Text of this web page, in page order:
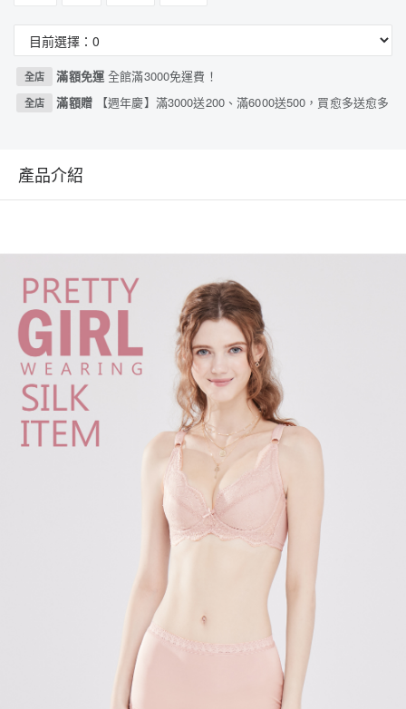
全店 滿額免運全館滿3000免運費！
全店 滿額贈 【週年慶】滿3000送200、滿6000送500，買愈多送愈多
產品介紹